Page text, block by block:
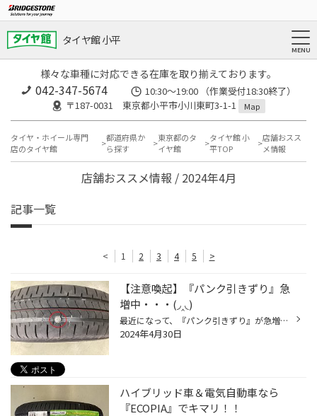
タイヤ館 小平
様々な車種に対応できる在庫を取り揃えております。
042-347-5674
10:30～19:00 （作業受付18:30終了）
〒187-0031 東京都小平市小川東町3-1-1
Map
タイヤ・ホイール専門
店のタイヤ館
都道府県か
ら探す
東京都のタ
イヤ館
タイヤ館 小
平TOP
店舗おスス
メ情報
店舗おススメ情報 / 2024年4月
記事一覧
< 1 2 3 4 5 >
【注意喚起】『パンク引きずり』急
増中・・・(◞‸◟)
最近になって、『パンク引きずり』が急増中です((+_+)) そもそもパンク引きずりとは・・・ 空気が抜けた状態で走行をした場合、走行する距離やタイヤの状態にもよりますが、 タイヤが壊れてしまう現象です。タイヤの中にゴムの擦れたカスが発生します！！ 【①件目】大きな異物が刺さっていますが、...
2024年4月30日
ハイブリッド車＆電気自動車なら
『ECOPIA』でキマリ！！